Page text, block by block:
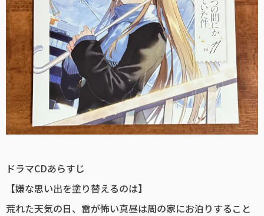
ドラマCDあらすじ
【嫌な思い出を塗り替えるのは】
荒れた天気の日、雷が怖い真昼は周の家にお泊りすること